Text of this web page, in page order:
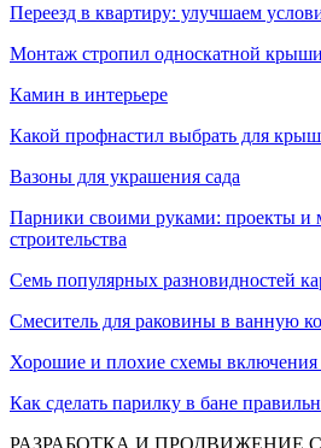
Переезд в квартиру: улучшаем
Монтаж стропил односкатной крыши
Камин в интерьере
Какой профнастил выбрать для
Вазоны для украшения сада
Парники своими руками: проекты и
строительства
Семь популярных разновидностей
Смеситель для раковины в ванную
Хорошие и плохие схемы включения
Как сделать парилку в бане
РАЗРАБОТКА И ПРОДВИЖЕНИЕ